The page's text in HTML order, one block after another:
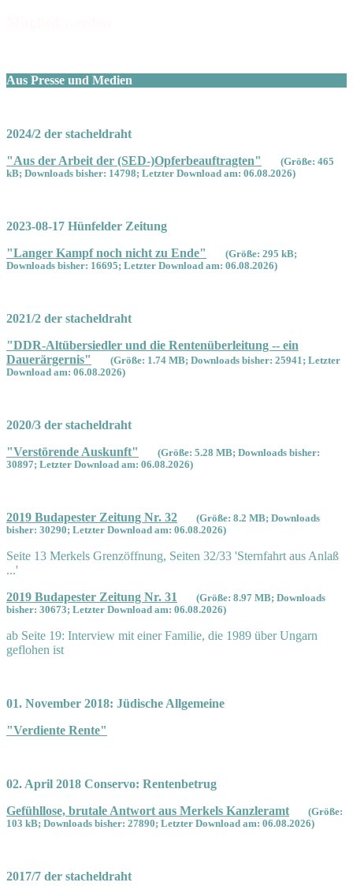
Aus Presse und Medien
2024/2 der stacheldraht
"Aus der Arbeit der (SED-)Opferbeauftragten"
(Größe: 465
kB; Downloads bisher: 14798; Letzter Download am: 06.08.2026)
2023-08-17 Hünfelder Zeitung
"Langer Kampf noch nicht zu Ende"
(Größe: 295 kB;
Downloads bisher: 16695; Letzter Download am: 06.08.2026)
2021/2 der stacheldraht
"DDR-Altübersiedler und die Rentenüberleitung -- ein
Dauerärgernis"
(Größe: 1.74 MB; Downloads bisher: 25941; Letzter
Download am: 06.08.2026)
2020/3 der stacheldraht
"Verstörende Auskunft"
(Größe: 5.28 MB; Downloads bisher:
30897; Letzter Download am: 06.08.2026)
2019 Budapester Zeitung Nr. 32
(Größe: 8.2 MB; Downloads
bisher: 30290; Letzter Download am: 06.08.2026)
Seite 13 Merkels Grenzöffnung, Seiten 32/33 'Sternfahrt aus Anlaß
...'
2019 Budapester Zeitung Nr. 31
(Größe: 8.97 MB; Downloads
bisher: 30673; Letzter Download am: 06.08.2026)
ab Seite 19: Interview mit einer Familie, die 1989 über Ungarn
geflohen ist
01. November 2018: Jüdische Allgemeine
"Verdiente Rente"
02. April 2018 Conservo: Rentenbetrug
Gefühllose, brutale Antwort aus Merkels Kanzleramt
(Größe:
103 kB; Downloads bisher: 27890; Letzter Download am: 06.08.2026)
2017/7 der stacheldraht